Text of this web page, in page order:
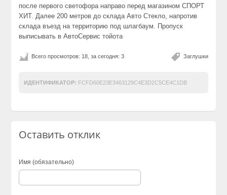
после первого светофора направо перед магазином СПОРТ
ХИТ. Далее 200 метров до склада Авто Стекло, напротив
склада въезд на территорию под шлагбаум. Пропуск
выписывать в АвтоСервис тойота
Заглушки
Всего просмотров: 18, за сегодня: 3
ИДЕНТИФИКАТОР: FCFD60E23E3463129C4E3D2C5CE4C1DB
Оставить отклик
Имя (обязательно)